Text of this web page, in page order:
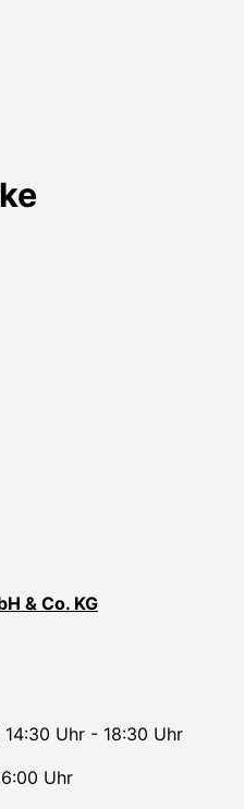
& Co. KG
Uhr - 18:30 Uhr
Uhr